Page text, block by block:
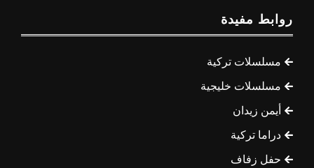
روابط مفيدة
مسلسلات تركية
مسلسلات خليجية
أيمن زيدان
دراما تركية
حفل زفاف